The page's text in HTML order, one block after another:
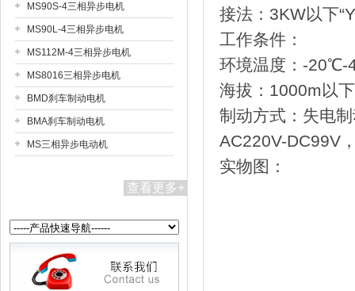
MS90S-4三相异步电机
MS90L-4三相异步电机
MS112M-4三相异步电机
MS8016三相异步电机
BMD刹车制动电机
BMA刹车制动电机
MS三相异步电动机
查看更多+
接法：3KW以下
工作条件：
环境温度：-
海拔：1000m以下
制动方式：失电
AC220V-DC99V
实物图：